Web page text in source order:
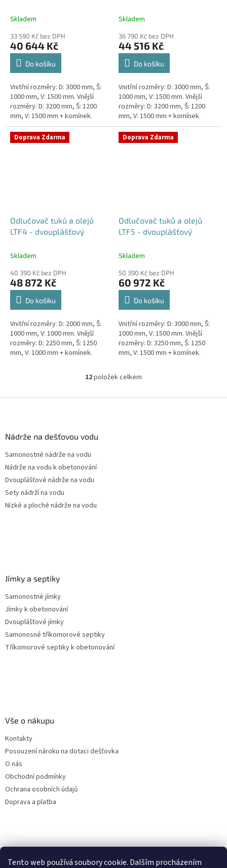
Tento web používá soubory cookie. Dalším procházením
Skladem
33 590 Kč bez DPH
40 644 Kč
Do košíku
Vnitřní rozměry: D: 3000 mm, Š:
1000 mm, V: 1500 mm. Vnější
rozměry: D: 3200 mm, Š: 1200
mm, V: 1500 mm + komínek.
Lapák tuků do 5l/s nebo 1000
jídel denně Průměr a...
Skladem
36 790 Kč bez DPH
44 516 Kč
Do košíku
Vnitřní rozměry: D: 3000 mm, Š:
1000 mm, V: 1500 mm. Vnější
rozměry: D: 3200 mm, Š: 1200
mm, V: 1500 mm + komínek.
Lapák tuků do 5l/s nebo 1000
jídel denně Průměr a...
Doprava Zdarma
Odlučovač tuků a olejů
LTF4 - dvouplášťový
Skladem
40 390 Kč bez DPH
48 872 Kč
Do košíku
Vnitřní rozměry: D: 2000 mm, Š:
1000 mm, V: 1000 mm. Vnější
rozměry: D: 2250 mm, Š: 1250
mm, V: 1000 mm + komínek.
jídel denně Průměr a umístění...
Doprava Zdarma
Odlučovač tuků a olejů
LTF5 - dvouplášťový
Skladem
50 390 Kč bez DPH
60 972 Kč
Do košíku
Vnitřní rozměry: D: 3000 mm, Š:
1000 mm, V: 1500 mm. Vnější
rozměry: D: 3250 mm, Š: 1250
mm, V: 1500 mm + komínek.
jídel denně Průměr a...
O
l
12položek celkem
Nádrže na dešťovou vodu
Samonostné nádrže na vodu
Nádrže na vodu k obetonování
Dvouplášťové nádrže na vodu
Sety nádrží na vodu
Nízké a ploché nádrže na vodu
Jímky a septiky
Samonostné jímky
Jímky k obetonování
Dvouplášťové jímky
Samonosné tříkomorové septiky
Tříkomorové septiky k obetonování
Vše o nákupu
Kontakty
Posouzení nároku na dotaci dešťovka
O nás
Obchodní podmínky
Ochrana osobních údajů
Doprava a platba
Filtry dešťové vody
Online